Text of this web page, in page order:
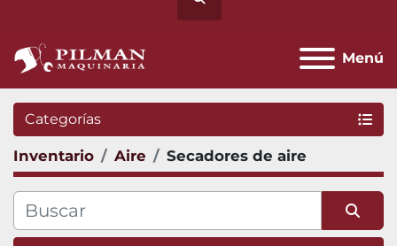
Buscar
Menú
Categorías
Inventario Aire Secadores de aire